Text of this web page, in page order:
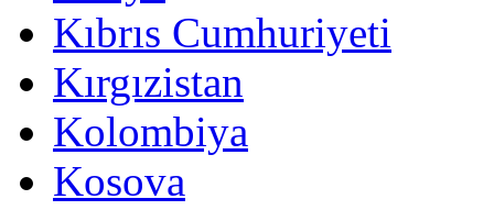
Kıbrıs Cumhuriyeti
Kırgızistan
Kolombiya
Kosova